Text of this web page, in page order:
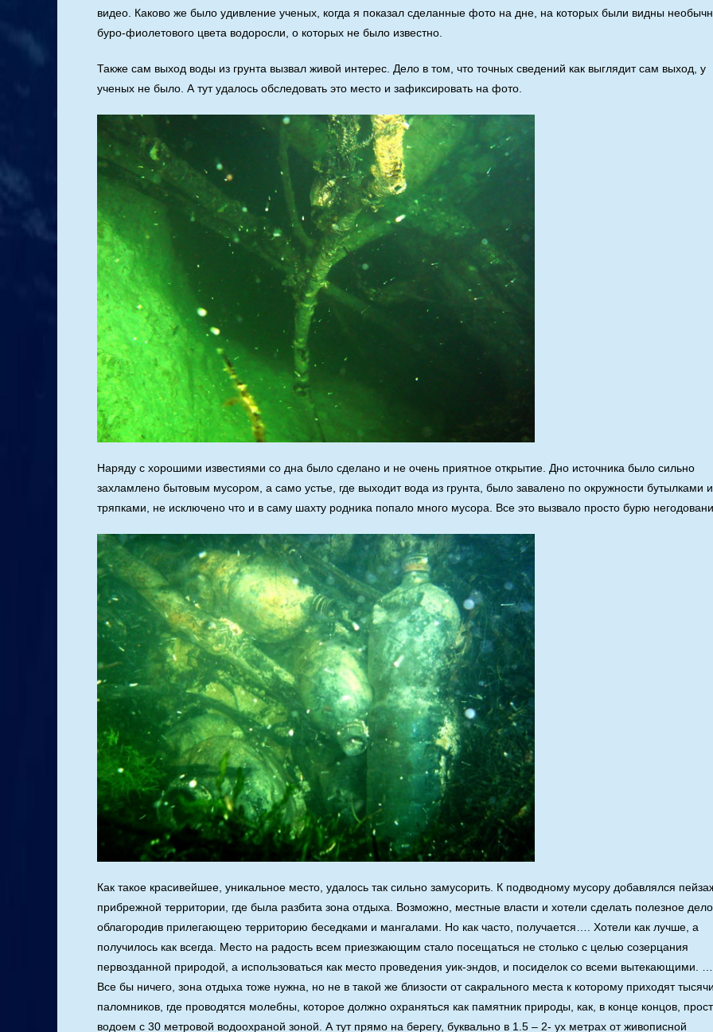
видео. Каково же было удивление ученых, когда я показал сделанные фото на дне, на которых были видны
буро-фиолетового цвета водоросли, о которых не было известно.
Также сам выход воды из грунта вызвал живой интерес. Дело в том, что точных сведений как выглядит сам выход, у
ученых не было. А тут удалось обследовать это место и зафиксировать на фото.
Наряду с хорошими известиями со дна было сделано и не очень приятное открытие. Дно источника было сильно
захламлено бытовым мусором, а само устье, где выходит вода из грунта, было завалено по окружности бутылками и
тряпками, не исключено что и в саму шахту родника попало много мусора. Все это вызвало просто бурю
Как такое красивейшее, уникальное место, удалось так сильно замусорить. К подводному мусору добавлялся
прибрежной территории, где была разбита зона отдыха. Возможно, местные власти и хотели сделать полезное
облагородив прилегающею территорию беседками и мангалами. Но как часто, получается…. Хотели как лучше, а
получилось как всегда. Место на радость всем приезжающим стало посещаться не столько с целью созерцания
первозданной природой, а использоваться как место проведения уик-эндов, и посиделок со всеми вытекающими.
Все бы ничего, зона отдыха тоже нужна, но не в такой же близости от сакрального места к которому приходят
паломников, где проводятся молебны, которое должно охраняться как памятник природы, как, в конце концов,
водоем с 30 метровой водоохраной зоной. А тут прямо на берегу, буквально в 1.5 – 2- ух метрах от живописной